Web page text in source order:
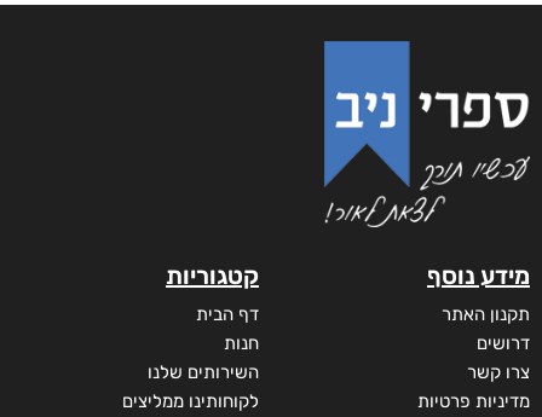
מידע נוסף
תקנון האתר
דרושים
צרו קשר
מדיניות פרטיות
קטגוריות
דף הבית
חנות
השירותים שלנו
לקוחותינו ממליצים